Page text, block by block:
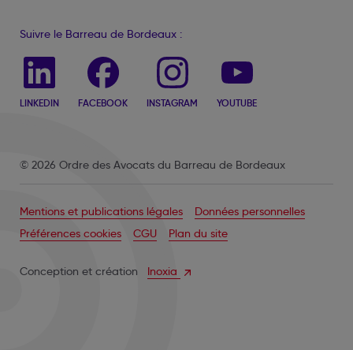
Suivre le Barreau de Bordeaux :
LINKEDIN FACEBOOK INSTAGRAM YOUTUBE
© 2026 Ordre des Avocats du Barreau de Bordeaux
Mentions et publications légales
Données personnelles
Préférences cookies
CGU Plan du site
Conception et création Inoxia